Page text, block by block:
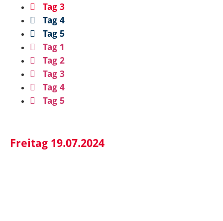
Tag 3
Tag 4
Tag 5
Tag 1
Tag 2
Tag 3
Tag 4
Tag 5
Freitag 19.07.2024